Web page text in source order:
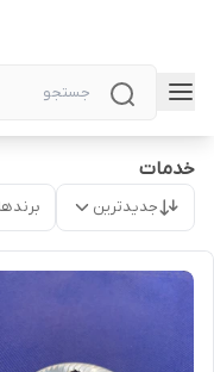
خدمات
جدیدترین برندها